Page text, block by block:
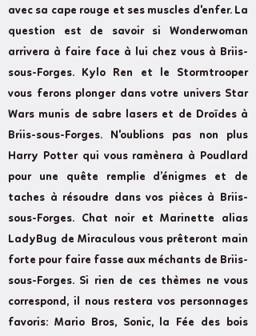
avec sa cape rouge et ses muscles d'enfer. La
question est de savoir si Wonderwoman
arrivera à faire face à lui chez vous à Briis-
sous-Forges. Kylo Ren et le Stormtrooper
vous ferons plonger dans votre univers Star
Wars munis de sabre lasers et de Droïdes à
Briis-sous-Forges. N'oublions pas non plus
Harry Potter qui vous ramènera à Poudlard
pour une quête remplie d’énigmes et de
taches à résoudre dans vos pièces à Briis-
sous-Forges. Chat noir et Marinette alias
LadyBug de Miraculous vous prêteront main
forte pour faire fasse aux méchants de Briis-
sous-Forges. Si rien de ces thèmes ne vous
correspond, il nous restera vos personnages
favoris: Mario Bros, Sonic, la Fée des bois